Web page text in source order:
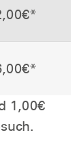
1,00€